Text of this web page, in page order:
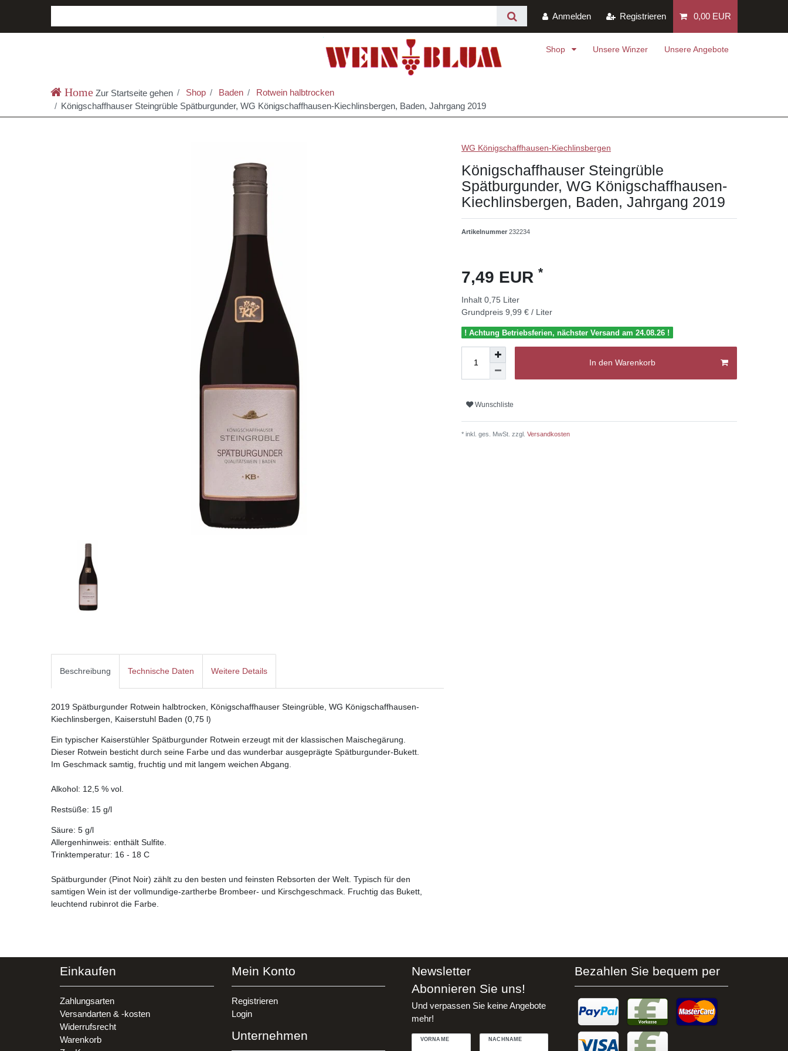
Anmelden Registrieren 0,00 EUR
Shop Unsere Winzer Unsere Angebote
Zur Startseite gehen Shop Baden
Rotwein halbtrocken
Königschaffhauser Steingrüble Spätburgunder, WG Königschaffhausen-Kiechlinsbergen, Baden, Jahrgang 2019
WG Königschaffhausen-Kiechlinsbergen
Königschaffhauser Steingrüble
Spätburgunder, WG Königschaffhausen-
Kiechlinsbergen, Baden, Jahrgang 2019
Artikelnummer 232234
7,49 EUR *
Inhalt 0,75 Liter
Grundpreis 9,99 € / Liter
! Achtung Betriebsferien, nächster Versand am 24.08.26 !
In den Warenkorb
Wunschliste
* inkl. ges. MwSt. zzgl. Versandkosten
Beschreibung Technische Daten Weitere Details
2019 Spätburgunder Rotwein halbtrocken, Königschaffhauser Steingrüble, WG Königschaffhausen-
Kiechlinsbergen, Kaiserstuhl Baden (0,75 l)
Ein typischer Kaiserstühler Spätburgunder Rotwein erzeugt mit der klassischen Maischegärung.
Dieser Rotwein besticht durch seine Farbe und das wunderbar ausgeprägte Spätburgunder-Bukett.
Im Geschmack samtig, fruchtig und mit langem weichen Abgang.
Alkohol: 12,5 % vol.
Restsüße: 15 g/l
Säure: 5 g/l
Allergenhinweis: enthält Sulfite.
Trinktemperatur: 16 - 18 C
Spätburgunder (Pinot Noir) zählt zu den besten und feinsten Rebsorten der Welt. Typisch für den
samtigen Wein ist der vollmundige-zartherbe Brombeer- und Kirschgeschmack. Fruchtig das Bukett,
leuchtend rubinrot die Farbe.
Einkaufen
Zahlungsarten
Versandarten & -kosten
Widerrufsrecht
Warenkorb
Mein Konto
Registrieren
Login
Unternehmen
Newsletter
Abonnieren Sie uns!
Und verpassen Sie keine Angebote
mehr!
VORNAME NACHNAME
Bezahlen Sie bequem per